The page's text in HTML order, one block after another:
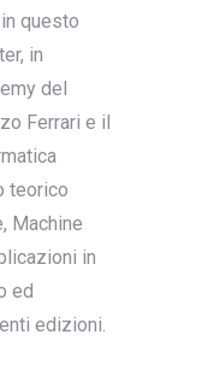
questo
in
del
Ferrari e il
teorico
Machine
in
ed
edizioni.